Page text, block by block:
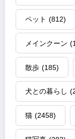
ペット (812)
メインクーン
散歩 (185)
犬との暮らし
猫 (2458)